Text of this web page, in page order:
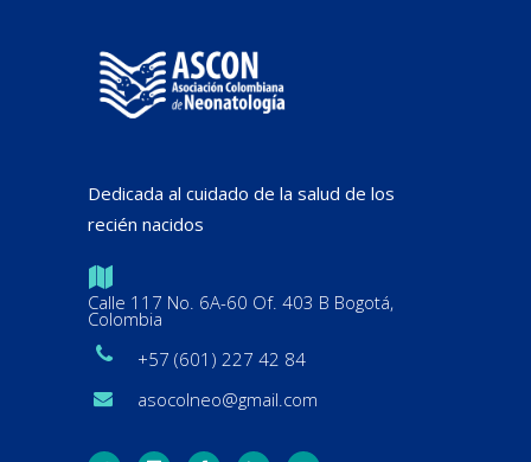
Dedicada al cuidado de la salud de los
recién nacidos
Calle 117 No. 6A-60 Of. 403 B Bogotá,
Colombia
+57 (601) 227 42 84
asocolneo@gmail.com